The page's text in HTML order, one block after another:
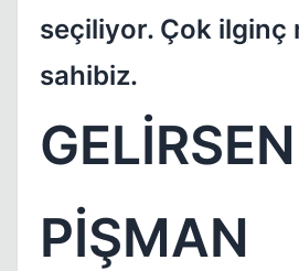
seçiliyor. Çok ilginç
sahibiz.
PİŞMAN